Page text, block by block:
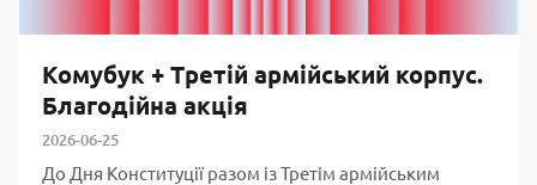
Комубук + Третій армійський корпус.
Благодійна акція
2026-06-25
До Дня Конституції разом із Третім армійським